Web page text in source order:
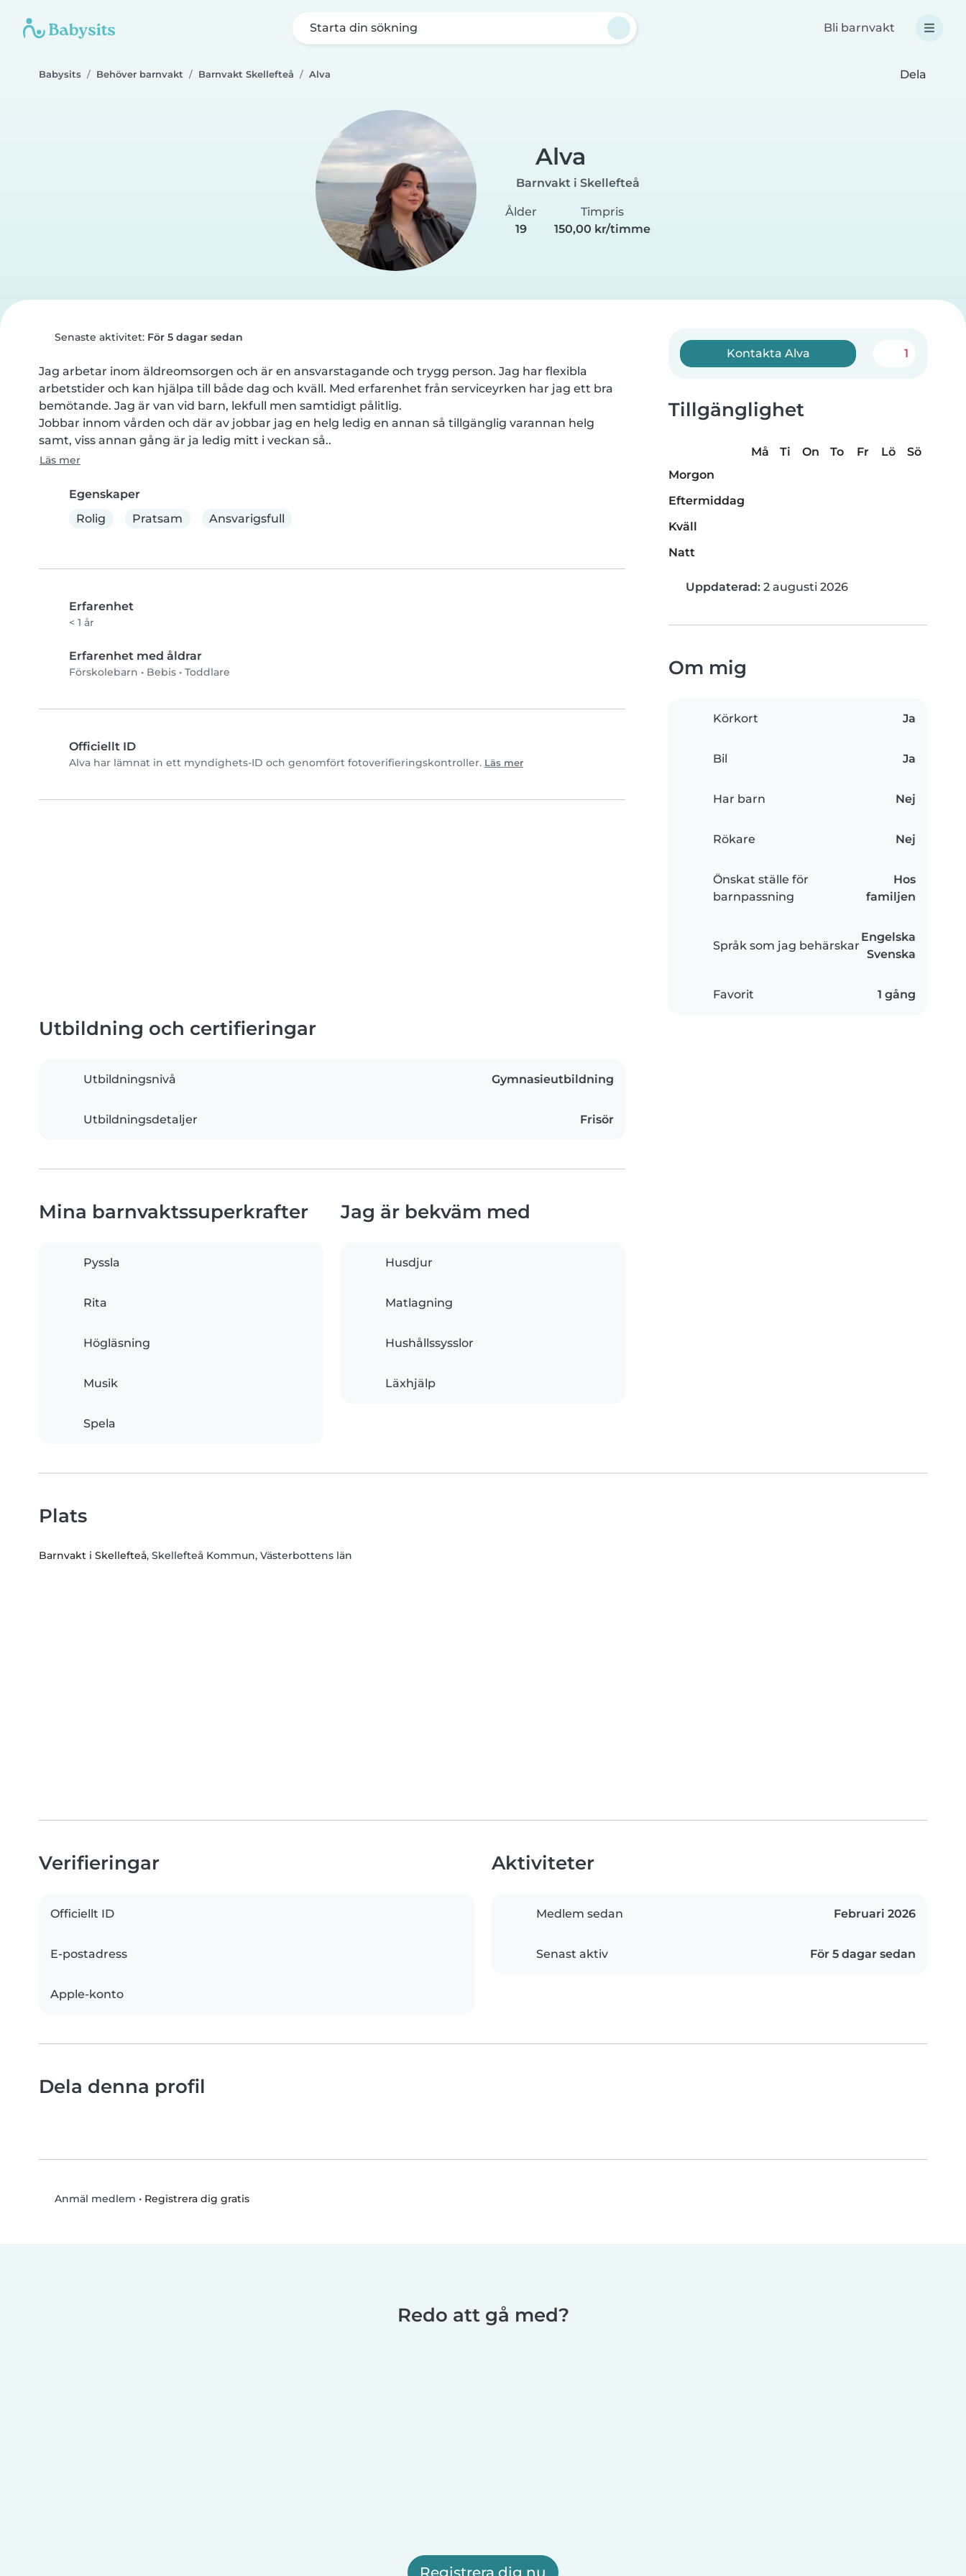
Starta din sökning Bli barnvakt
Babysits Behöver barnvakt Barnvakt Skellefteå Alva Dela
Alva
Barnvakt i Skellefteå
Ålder
19
Timpris
150,00 kr/timme
Senaste aktivitet: För 5 dagar sedan
Jag arbetar inom äldreomsorgen och är en ansvarstagande och trygg person. Jag har flexibla
arbetstider och kan hjälpa till både dag och kväll. Med erfarenhet från serviceyrken har jag ett bra
bemötande. Jag är van vid barn, lekfull men samtidigt pålitlig.
Jobbar innom vården och där av jobbar jag en helg ledig en annan så tillgänglig varannan helg
samt, viss annan gång är ja ledig mitt i veckan så..
Läs mer
Egenskaper
Rolig
Pratsam Ansvarigsfull
Erfarenhet
< 1 år
Erfarenhet med åldrar
Förskolebarn • Bebis • Toddlare
Officiellt ID
Alva har lämnat in ett myndighets-ID och genomfört fotoverifieringskontroller. Läs mer
Kontakta Alva 1
Tillgänglighet
Må Ti On To Fr Lö
Sö
Morgon
Eftermiddag
Kväll
Natt
Uppdaterad: 2 augusti 2026
Om mig
Körkort Ja
Bil Ja
Har barn Nej
Rökare Nej
Önskat ställe för
barnpassning
Hos
familjen
Språk som jag behärskar
Engelska
Svenska
Favorit 1 gång
Utbildning och certifieringar
Utbildningsnivå Gymnasieutbildning
Utbildningsdetaljer Frisör
Mina barnvaktssuperkrafter
Pyssla
Rita
Högläsning
Musik
Spela
Jag är bekväm med
Husdjur
Matlagning
Hushållssysslor
Läxhjälp
Plats
Barnvakt i Skellefteå, Skellefteå Kommun, Västerbottens län
Verifieringar
Officiellt ID
E-postadress
Apple-konto
Aktiviteter
Medlem sedan Februari 2026
Senast aktiv För 5 dagar sedan
Dela denna profil
Anmäl medlem • Registrera dig gratis
Redo att gå med?